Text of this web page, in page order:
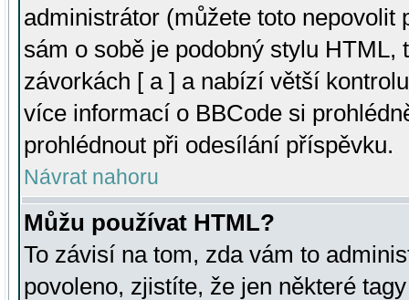
administrátor (můžete toto
sám o sobě je podobný stylu HTML,
závorkách [ a ] a nabízí větší
více informací o BBCode si
prohlédnout při odesílání příspěvku.
Návrat nahoru
Můžu používat HTML?
To závisí na tom, zda vám to
povoleno, zjistíte, že jen některé